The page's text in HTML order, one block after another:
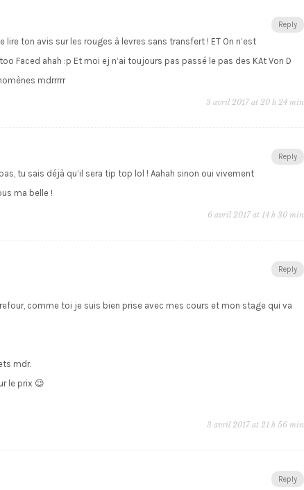
Reply
lire ton avis sur les rouges à levres sans transfert ! ET On n’est
Faced ahah :p Et moi ej n’ai toujours pas passé le pas des KAt Von D
mdrrrrr
3 avril 2017 at 20 h 24 min
Reply
tu sais déjà qu’il sera tip top lol ! Aahah sinon oui vivement
ma belle !
6 avril 2017 at 14 h 30 min
Reply
comme toi je suis bien prise avec mes cours et mon stage qui va
mdr.
le prix 😉
3 avril 2017 at 21 h 56 min
Reply